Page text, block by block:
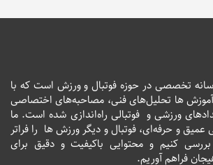
رسانه تخصصی در حوزه فوتبال و ورزش است که با
ها تحلیل‌های فنی، مصاحبه‌های اختصاصی
ورزشی و فوتبالی راه‌اندازی شده است. ما
و حرفه‌ای، فوتبال و دیگر ورزش ها را فراتر
کنیم و محتوایی باکیفیت و دقیق برای
فراهم آوریم.